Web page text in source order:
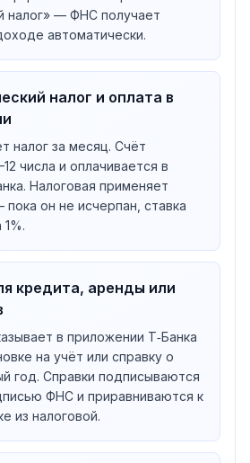
в другом банке или
«Мой налог», то для работы
подать заявку через
кабинет на tbank.ru и
в «Мой налог» (раздел
→ T‑Bank →
этого «Самозанятость»
экране Т‑Банка — обычно в
часов.
самозанятым
можно через приложение
→ «Самозанятость» →
или ЛК НПД. Налоговая
обычно за один рабочий день.
как самозанятый
если нет задолженностей по
налог» — ФНС получает
автоматически.
налог и оплата в
налог за месяц. Счёт
числа и оплачивается в
Налоговая применяет
он не исчерпан, ставка
кредита, аренды или
в приложении Т‑Банка
на учёт или справку о
год. Справки подписываются
ФНС и приравниваются к
из налоговой.